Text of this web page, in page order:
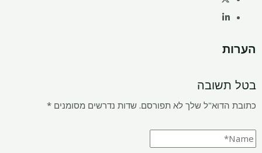
הערות
בטל תשובה
כתובת הדוא"ל שלך לא תפורסם. שדות נדרשים מסומנים *